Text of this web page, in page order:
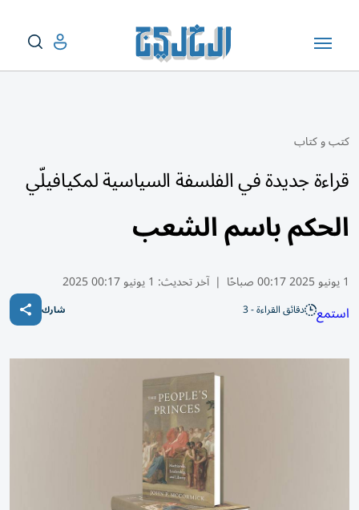
كتب و كتاب
قراءة جديدة في الفلسفة السياسية لمكيافيلّي
الحكم باسم الشعب
1 يونيو 2025 00:17 صباحًا | آخر تحديث: 1 يونيو 00:17 2025
استمع دقائق القراءة - 3 شارك